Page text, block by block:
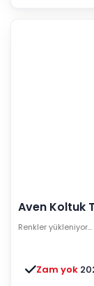
Aven Koltuk
Renkler yükleniyor…
Zam yok